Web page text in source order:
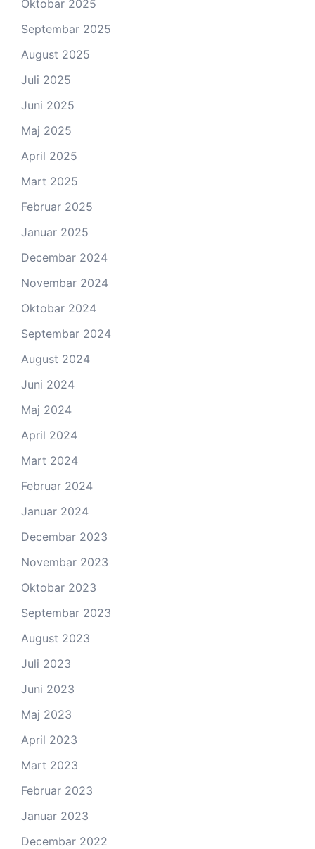
Oktobar 2025
Septembar 2025
August 2025
Juli 2025
Juni 2025
Maj 2025
April 2025
Mart 2025
Februar 2025
Januar 2025
Decembar 2024
Novembar 2024
Oktobar 2024
Septembar 2024
August 2024
Juni 2024
Maj 2024
April 2024
Mart 2024
Februar 2024
Januar 2024
Decembar 2023
Novembar 2023
Oktobar 2023
Septembar 2023
August 2023
Juli 2023
Juni 2023
Maj 2023
April 2023
Mart 2023
Februar 2023
Januar 2023
Decembar 2022